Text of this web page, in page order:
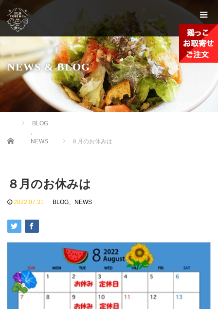
NEWS & BLOG
Home
BLOG
,
NEWS
８月のお休みは
８月のお休みは
2022.07.31 BLOG、 NEWS